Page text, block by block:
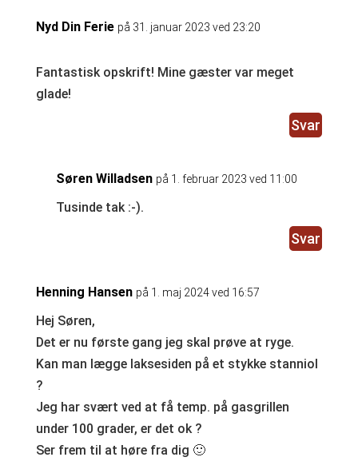
Nyd Din Ferie på 31. januar 2023 ved 23:20
Fantastisk opskrift! Mine gæster var meget
glade!
Svar
Søren Willadsen på 1. februar 2023 ved 11:00
Tusinde tak :-).
Svar
Henning Hansen på 1. maj 2024 ved 16:57
Hej Søren,
Det er nu første gang jeg skal prøve at ryge.
Kan man lægge laksesiden på et stykke stanniol
?
Jeg har svært ved at få temp. på gasgrillen
under 100 grader, er det ok ?
Ser frem til at høre fra dig 🙂